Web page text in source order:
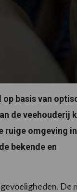
basis van
de veehouderij
ruige omgeving in
bekende en
De